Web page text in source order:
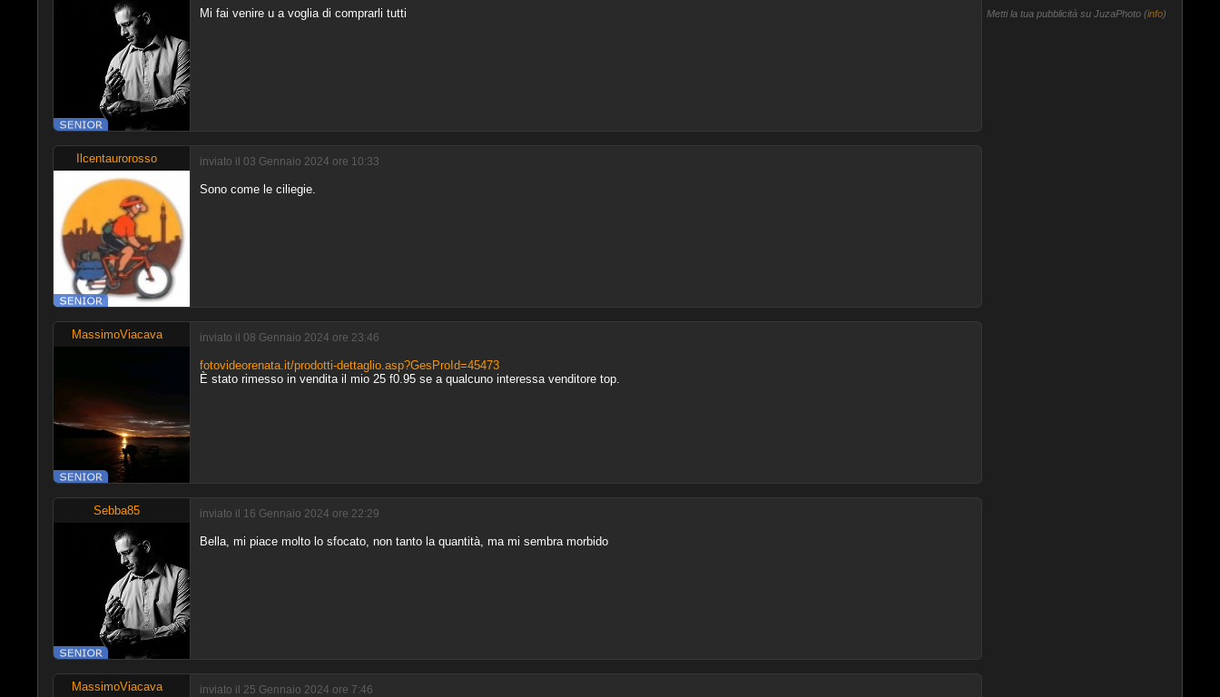
Mi fai venire u a voglia di comprarli tutti
Ilcentaurorosso inviato il 03 Gennaio 2024 ore 10:33
Sono come le ciliegie.
MassimoViacava inviato il 08 Gennaio 2024 ore 23:46
fotovideorenata.it/prodotti-dettaglio.asp?GesProId=45473
È stato rimesso in vendita il mio 25 f0.95 se a qualcuno interessa venditore top.
Sebba85 inviato il 16 Gennaio 2024 ore 22:29
Bella, mi piace molto lo sfocato, non tanto la quantità, ma mi sembra morbido
MassimoViacava inviato il 25 Gennaio 2024 ore 7:46
Metti la tua pubblicità su JuzaPhoto (info)